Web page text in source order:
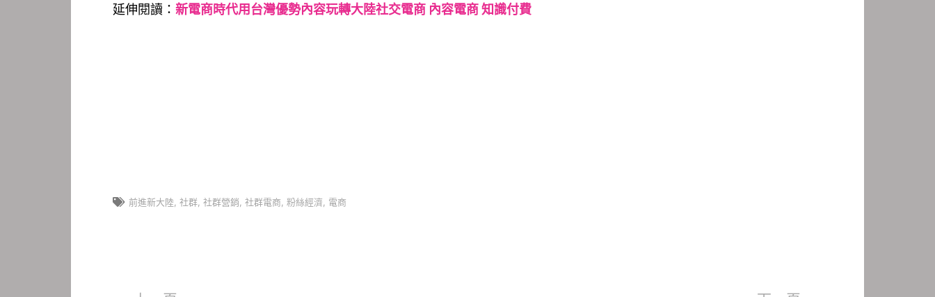
延伸閱讀： 新電商時代用台灣優勢內容玩轉大陸社交電商 內容電商 知識付費
前進新大陸, 社群, 社群營銷, 社群電商, 粉絲經濟, 電商